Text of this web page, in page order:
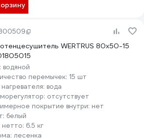
WERTRUS 80x50-15
водяной
перемычек: 15 шт
вода
отсутствует
покрытие внутри: нет
белый
нетто: 6.5 кг
лесенка